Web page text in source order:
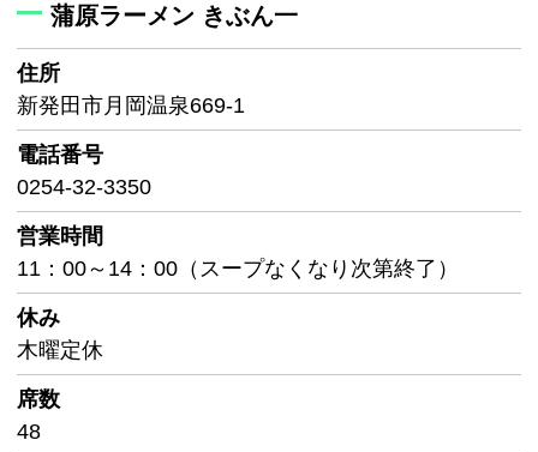
蒲原ラーメン きぶん一
住所
新発田市月岡温泉669-1
電話番号
0254-32-3350
営業時間
11：00～14：00（スープなくなり次第終了）
休み
木曜定休
席数
48